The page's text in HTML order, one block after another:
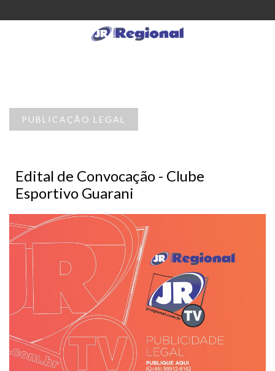
PUBLICAÇÃO LEGAL
Edital de Convocação - Clube
Esportivo Guarani